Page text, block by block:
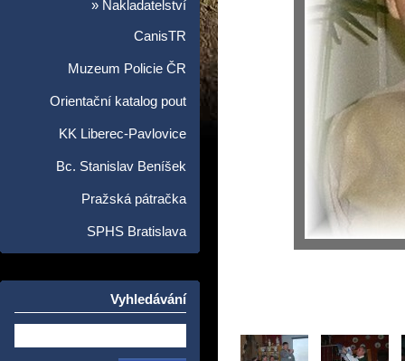
» Nakladatelství
CanisTR
Muzeum Policie ČR
Orientační katalog pout
KK Liberec-Pavlovice
Bc. Stanislav Beníšek
Pražská pátračka
SPHS Bratislava
Vyhledávání